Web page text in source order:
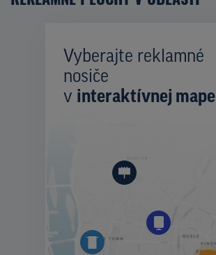
Vyberajte reklamné
nosiče
v interaktívnej mape